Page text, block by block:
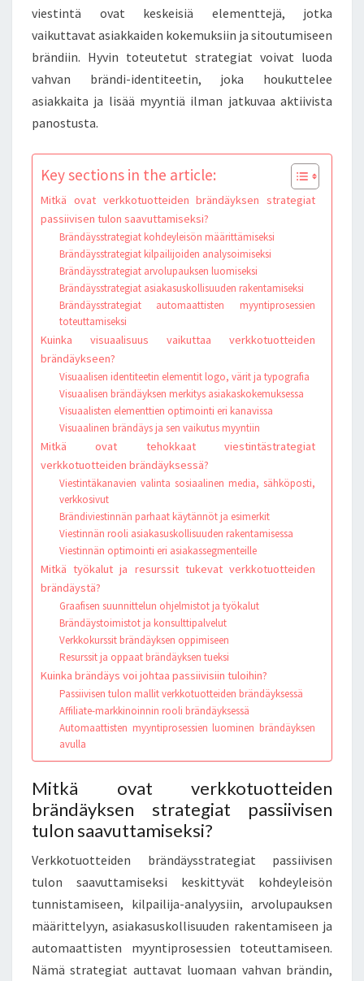
viestintä ovat keskeisiä elementtejä, jotka
vaikuttavat asiakkaiden kokemuksiin ja sitoutumiseen
brändiin. Hyvin toteutetut strategiat voivat luoda
vahvan brändi-identiteetin, joka houkuttelee
asiakkaita ja lisää myyntiä ilman jatkuvaa aktiivista
panostusta.
Key sections in the article:
Mitkä ovat verkkotuotteiden brändäyksen strategiat
passiivisen tulon saavuttamiseksi?
Brändäysstrategiat kohdeyleisön määrittämiseksi
Brändäysstrategiat kilpailijoiden analysoimiseksi
Brändäysstrategiat arvolupauksen luomiseksi
Brändäysstrategiat asiakasuskollisuuden rakentamiseksi
Brändäysstrategiat automaattisten myyntiprosessien
toteuttamiseksi
Kuinka visuaalisuus vaikuttaa verkkotuotteiden
brändäykseen?
Visuaalisen identiteetin elementit logo, värit ja typografia
Visuaalisen brändäyksen merkitys asiakaskokemuksessa
Visuaalisten elementtien optimointi eri kanavissa
Visuaalinen brändäys ja sen vaikutus myyntiin
Mitkä ovat tehokkaat viestintästrategiat
verkkotuotteiden brändäyksessä?
Viestintäkanavien valinta sosiaalinen media, sähköposti,
verkkosivut
Brändiviestinnän parhaat käytännöt ja esimerkit
Viestinnän rooli asiakasuskollisuuden rakentamisessa
Viestinnän optimointi eri asiakassegmenteille
Mitkä työkalut ja resurssit tukevat verkkotuotteiden
brändäystä?
Graafisen suunnittelun ohjelmistot ja työkalut
Brändäystoimistot ja konsulttipalvelut
Verkkokurssit brändäyksen oppimiseen
Resurssit ja oppaat brändäyksen tueksi
Kuinka brändäys voi johtaa passiivisiin tuloihin?
Passiivisen tulon mallit verkkotuotteiden brändäyksessä
Affiliate-markkinoinnin rooli brändäyksessä
Automaattisten myyntiprosessien luominen brändäyksen
avulla
Mitkä ovat verkkotuotteiden
brändäyksen strategiat passiivisen
tulon saavuttamiseksi?
Verkkotuotteiden brändäysstrategiat passiivisen
tulon saavuttamiseksi keskittyvät kohdeyleisön
tunnistamiseen, kilpailija-analyysiin, arvolupauksen
määrittelyyn, asiakasuskollisuuden rakentamiseen ja
automaattisten myyntiprosessien toteuttamiseen.
Nämä strategiat auttavat luomaan vahvan brändin,